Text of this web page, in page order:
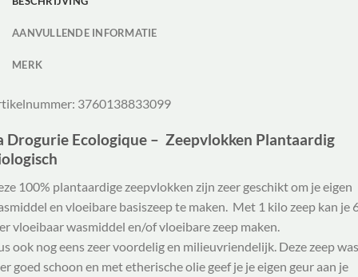
AANVULLENDE INFORMATIE
MERK
3760138833099
Drogurie Ecologique – Zeepvlokken Plantaardig
100% plantaardige zeepvlokken zijn zeer geschikt om je eigen
en vloeibare basiszeep te maken. Met 1 kilo zeep kan je
vloeibaar wasmiddel en/of vloeibare zeep maken.
ook nog eens zeer voordelig en milieuvriendelijk. Deze zeep
goed schoon en met etherische olie geef je je eigen geur aan je